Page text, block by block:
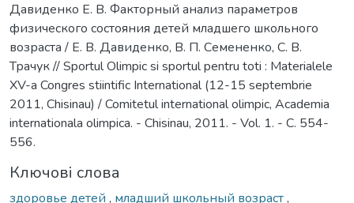
Давиденко Е. В. Факторный анализ параметров
физического состояния детей младшего школьного
возраста / Е. В. Давиденко, В. П. Семененко, С. В.
Трачук // Sportul Olimpic si sportul pentru toti : Materialele
XV-a Congres stiintific International (12-15 septembrie
2011, Chisinau) / Comitetul international olimpic, Academia
internationala olimpica. - Chisinau, 2011. - Vol. 1. - C. 554-
556.
Ключові слова
здоровье детей , младший школьный возраст,